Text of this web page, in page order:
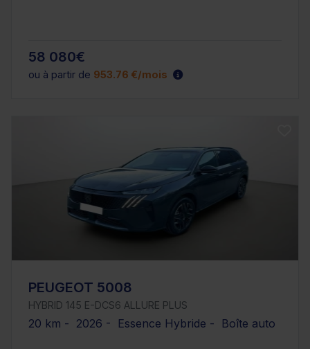
58 080€
ou à partir de 953.76 €/mois
PEUGEOT 5008
HYBRID 145 E-DCS6 ALLURE PLUS
20 km - 2026 - Essence Hybride - Boîte auto